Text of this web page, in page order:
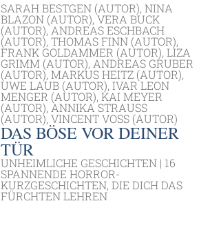
SARAH BESTGEN (AUTOR), NINA
BLAZON (AUTOR), VERA BUCK
(AUTOR), ANDREAS ESCHBACH
(AUTOR), THOMAS FINN (AUTOR),
FRANK GOLDAMMER (AUTOR), LIZA
GRIMM (AUTOR), ANDREAS GRUBER
(AUTOR), MARKUS HEITZ (AUTOR),
UWE LAUB (AUTOR), IVAR LEON
MENGER (AUTOR), KAI MEYER
(AUTOR), ANNIKA STRAUSS
(AUTOR), VINCENT VOSS (AUTOR)
DAS BÖSE VOR DEINER
TÜR
UNHEIMLICHE GESCHICHTEN | 16
SPANNENDE HORROR-
KURZGESCHICHTEN, DIE DICH DAS
FÜRCHTEN LEHREN